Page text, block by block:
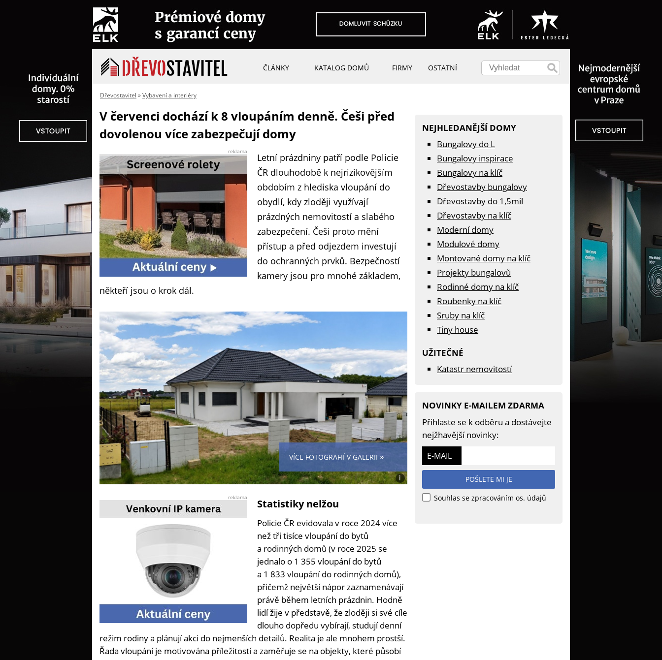
ČLÁNKY KATALOG DOMŮ FIRMY OSTATNÍ
Dřevostavitel »Vybavení a interiéry
V červenci dochází k 8 vloupáním denně. Češi před
dovolenou více zabezpečují domy
reklama
Letní prázdniny patří podle Policie
ČR dlouhodobě k nejrizikovějším
obdobím z hlediska vloupání do
obydlí, kdy zloději využívají
prázdných nemovitostí a slabého
zabezpečení. Češi proto mění
přístup a před odjezdem investují
do ochranných prvků. Bezpečností
kamery jsou pro mnohé základem,
někteří jsou o krok dál.
VÍCE FOTOGRAFIÍ V GALERII »
i
Foto:
reklama Statistiky nelžou
Policie ČR evidovala v roce 2024 více
než tři tisíce vloupání do bytů
a rodinných domů (v roce 2025 se
jednalo o 1 355 vloupání do bytů
a 1 833 vloupání do rodinných domů),
přičemž největší nápor zaznamenávají
právě během letních prázdnin. Hodně
lidí žije v představě, že zloději si své cíle
dlouho dopředu vybírají, studují denní
režim rodiny a plánují akci do nejmenších detailů. Realita je ale mnohem prostší.
Řada vloupání je motivována příležitostí a zaměřuje se na objekty, které působí
NEJHLEDANĚJŠÍ DOMY
Bungalovy do L
Bungalovy inspirace
Bungalovy na klíč
Dřevostavby bungalovy
Dřevostavby do 1,5mil
Dřevostavby na klíč
Moderní domy
Modulové domy
Montované domy na klíč
Projekty bungalovů
Rodinné domy na klíč
Roubenky na klíč
Sruby na klíč
Tiny house
UŽITEČNÉ
Katastr nemovitostí
NOVINKY E-MAILEM ZDARMA
Přihlaste se k odběru a dostávejte
nejžhavější novinky:
E-MAIL
POŠLETE MI JE
Souhlas se zpracováním os. údajů